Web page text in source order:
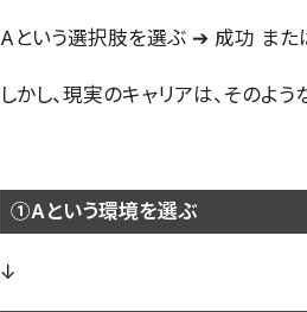
Aという選択肢を選ぶ ➔ 成功 また
しかし、現実のキャリアは、そのよ
①Aという環境を選ぶ
↓